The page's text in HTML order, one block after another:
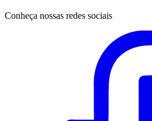
Conheça nossas redes sociais